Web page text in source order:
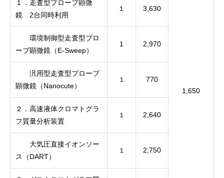
１．走査型プローブ顕微
鏡 2台同時利用
１ 3,630
1,650
環境制御型走査型プロ
ーブ顕微鏡（E-Sweep）
1 2,970
汎用型走査型プローブ
顕微鏡（Nanocute）
１ 770
２．高速液体クロマトグラ
フ質量分析装置
１ 2,640
大気圧直接イオンソー
ス（DART）
１ 2,750